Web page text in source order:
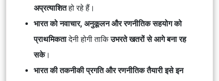
अप्रत्याशितहो रहे हैं।
भारत को नवाचार, अनुकूलन और रणनीतिक सहयोग को
प्राथमिकतादेनी होगी ताकिउभरते खतरों से आगे बना रह
सके।
भारत की तकनीकी प्रगति और रणनीतिक तैयारी इसे इन